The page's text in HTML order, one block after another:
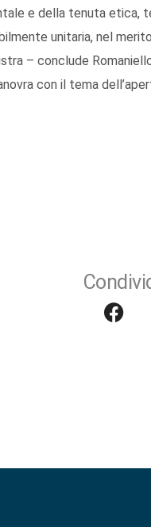
e della tenuta etica,
unitaria, nel
– conclude
con il tema